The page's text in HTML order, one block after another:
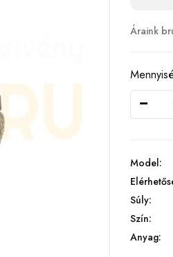
Áraink
Model:
Súly:
Szín:
Anyag: